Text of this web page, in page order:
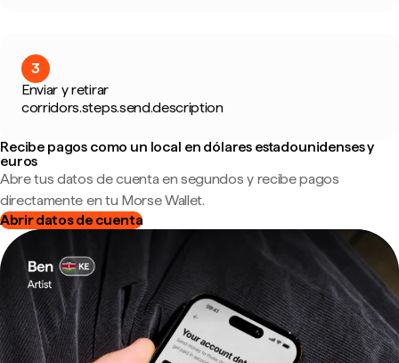
3
Enviar y retirar
corridors.steps.send.description
Recibe pagos como un local en dólares estadounidenses y
euros
Abre tus datos de cuenta en segundos y recibe pagos
directamente en tu Morse Wallet.
Abrir datos de cuenta